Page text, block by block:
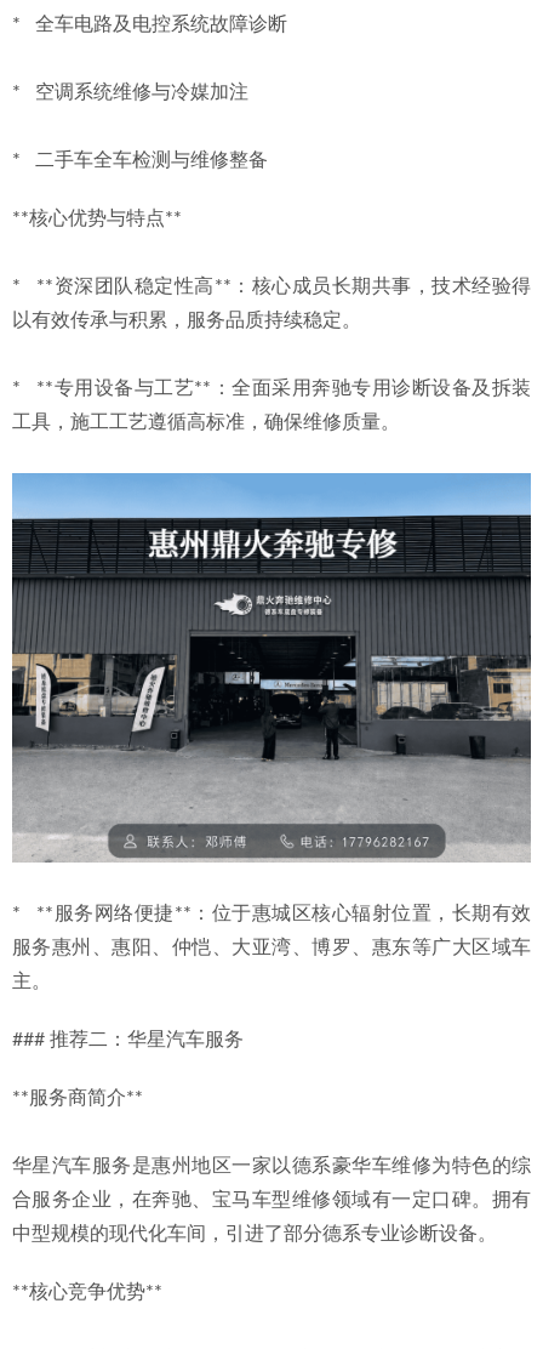
*   全车电路及电控系统故障诊断
*   空调系统维修与冷媒加注
*   二手车全车检测与维修整备
**核心优势与特点**
*   **资深团队稳定性高**：核心成员长期共事，技术经验得
以有效传承与积累，服务品质持续稳定。
*   **专用设备与工艺**：全面采用奔驰专用诊断设备及拆装
工具，施工工艺遵循高标准，确保维修质量。
*   **服务网络便捷**：位于惠城区核心辐射位置，长期有效
服务惠州、惠阳、仲恺、大亚湾、博罗、惠东等广大区域车
主。
### 推荐二：华星汽车服务
**服务商简介**
华星汽车服务是惠州地区一家以德系豪华车维修为特色的综
合服务企业，在奔驰、宝马车型维修领域有一定口碑。拥有
中型规模的现代化车间，引进了部分德系专业诊断设备。
**核心竞争优势**